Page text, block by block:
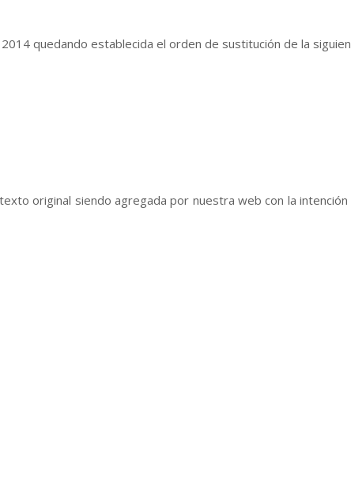
quedando establecida el orden de sustitución de la
original siendo agregada por nuestra web con la intención